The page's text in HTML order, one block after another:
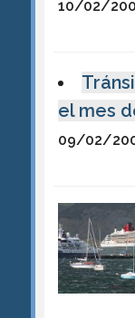
10/02/
el mes
09/02/